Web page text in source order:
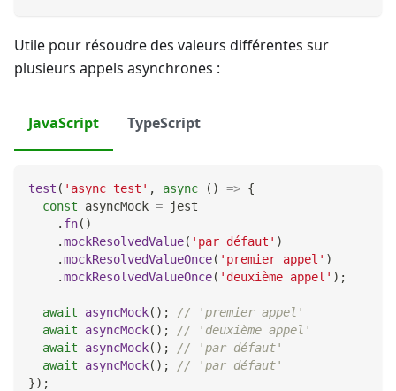
Utile pour résoudre des valeurs différentes sur
plusieurs appels asynchrones :
JavaScript TypeScript
test ( 'async test' , async ( ) => {
const asyncMock = jest
. fn( )
.mockResolvedValue( 'par défaut' )
.mockResolvedValueOnce( 'premier appel' )
.mockResolvedValueOnce( 'deuxième appel' ) ;
await asyncMock( ) ;
// 'premier appel'
await
asyncMock( ) ;
// 'deuxième appel'
await
asyncMock( ) ;
// 'par défaut'
await
asyncMock( ) ;
// 'par défaut'
}) ;